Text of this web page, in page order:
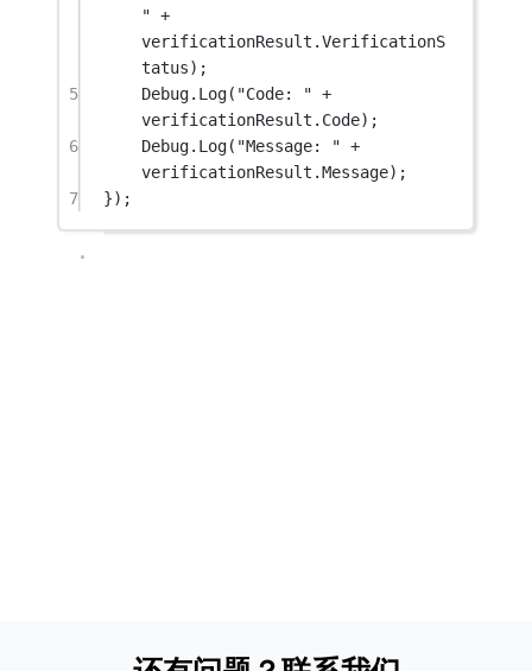
" +
verificationResult.VerificationS
tatus);
5
Debug. Log( "Code: " +
verificationResult.Code);
6
Debug. Log( "Message: " +
verificationResult.Message);
7
});